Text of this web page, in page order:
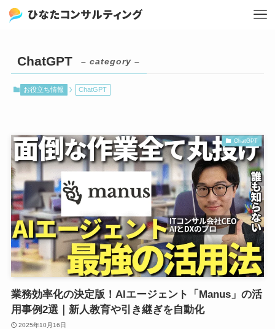
ChatGPT – category –
お役立ち情報 ChatGPT
ChatGPT
業務効率化の決定版！AIエージェント「Manus」の活
用事例2選｜新人教育や引き継ぎを自動化
2025年10月16日